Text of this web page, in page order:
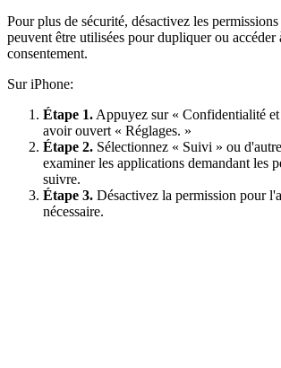
Pour plus de sécurité, désactivez les
peuvent être utilisées pour dupliquer ou accéder
consentement.
Sur iPhone:
Étape 1. Appuyez sur « Confidentialité et
avoir ouvert « Réglages. »
Étape 2. Sélectionnez « Suivi » ou
examiner les applications demandant les
suivre.
Étape 3. Désactivez la permission pour
nécessaire.